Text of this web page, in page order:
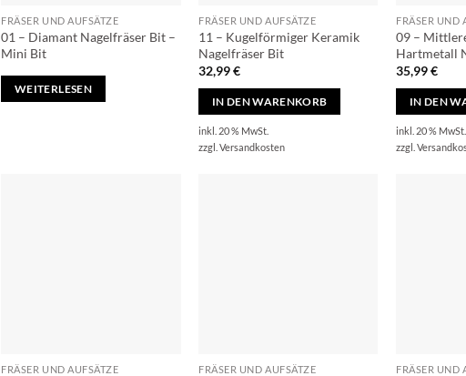
FRÄSER UND AUFSÄTZE
01 – Diamant Nagelfräser Bit –
Mini Bit
WEITERLESEN
FRÄSER UND AUFSÄTZE
11 – Kugelförmiger Keramik
Nagelfräser Bit
32,99€
IN DEN WARENKORB
inkl. 20 % MwSt.
zzgl.Versandkosten
FRÄSER UND
09 –
Hartmetall
35,99€
IN DEN
inkl. 20 % MwSt.
zzgl.
FRÄSER UND AUFSÄTZE FRÄSER UND AUFSÄTZE FRÄSER UND